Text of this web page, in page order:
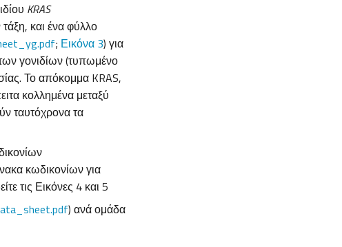
KRAS
και ένα φύλλο
; Εικόνα 3) για
γονιδίων (τυπωμένο
Το απόκομμα KRAS,
κολλημένα μεταξύ
ταυτόχρονα τα
κωδικονίων για
τις Εικόνες 4 και 5
) ανά ομάδα